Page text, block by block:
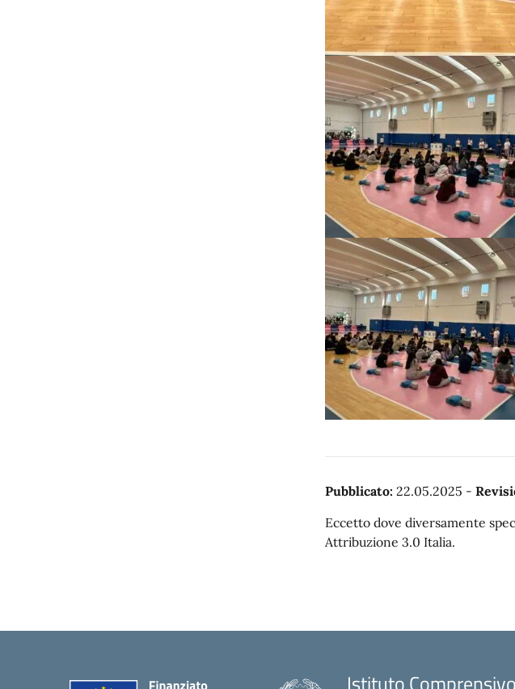
Pubblicato: 22.05.2025 -
Eccetto dove diversamente
Attribuzione 3.0 Italia.